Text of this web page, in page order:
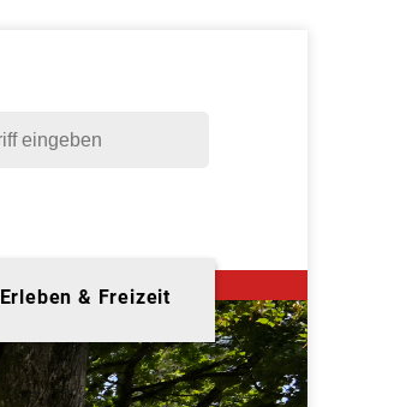
Erleben & Freizeit